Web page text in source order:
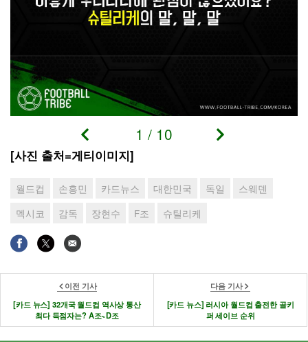
1 / 10
[사진 출처=게티이미지]
월드컵 손흥민 카드뉴스 대한민국 독일
스웨덴
멕시코
감독 장현수 F조 슈틸리케
이전 기사
[카드 뉴스] 32개국 월드컵 역사상 통산
최다 득점자는? A조~D조
다음 기사
[카드 뉴스] 러시아 월드컵 출전한 골키
퍼 세이브 순위